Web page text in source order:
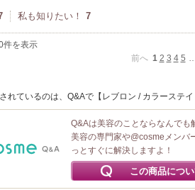
私も知りたい！ 7
件を表示
前へ 1 2 3 4 5
れているのは、Q&Aで【レブロン / カラーステ
Q&Aは美容のことならなんでも
美容の専門家や@cosmeメンバ
っとすぐに解決しますよ！
この商品につ